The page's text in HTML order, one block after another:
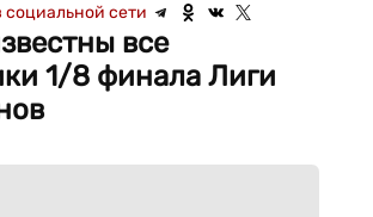
социальной сети
все
1/8 финала Лиги